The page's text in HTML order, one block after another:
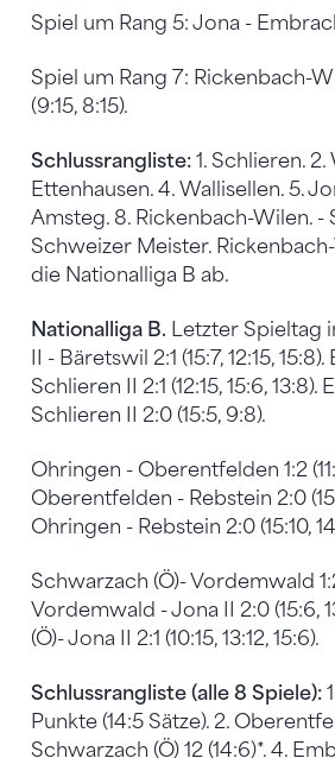
Spiel um Rang 5: Jona - Embrach
Spiel um Rang 7: Rickenbach-
(9:15, 8:15).
Schlussrangliste: 1. Schlieren.
Ettenhausen. 4. Wallisellen. 5.
Amsteg. 8. Rickenbach-Wilen. -
Schweizer Meister.
die Nationalliga B ab.
Nationalliga B.
Letzter Spieltag
II - Bäretswil 2:1 (15:7, 12:15,
Schlieren II 2:1 (12:15, 15:6, 13:8).
Schlieren II 2:0 (15:5, 9:8).
Ohringen - Oberentfelden 1:2
Oberentfelden - Rebstein 2:0
Ohringen - Rebstein 2:0 (15:10,
Schwarzach (Ö)- Vordemwald 1:2
Vordemwald - Jona II 2:0 (15:6,
(Ö)- Jona II 2:1 (10:15, 13:12, 15:6).
Schlussrangliste (alle 8 Spiele):
Punkte (14:5 Sätze). 2.
Schwarzach (Ö) 12 (14:6)*. 4.